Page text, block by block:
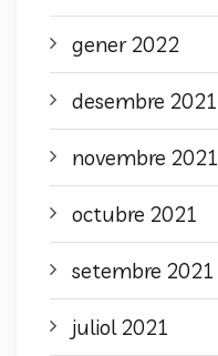
gener 2022
desembre 2021
novembre 2021
octubre 2021
setembre 2021
juliol 2021